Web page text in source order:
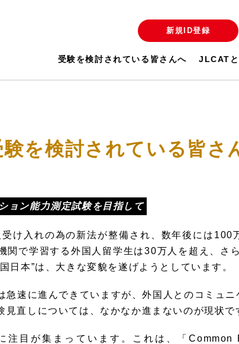
新規ID登録
受験を検討されている皆さんへ JLCATと
験を検討されている皆さ
ョン能力測定試験を目指して
け入れの為の新法が整備され、数年後には100
関で学習する外国人留学生は30万人を超え、さ
日本”は、大きな変貌を遂げようとしています。
速に進んできていますが、外国人とのコミュ
直しについては、なかなか進まないのが現状で
目が集まっています。これは、「